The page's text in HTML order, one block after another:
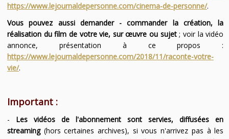
https://www.lejournaldepersonne.com/cinema-de-personne/.
Vous pouvez aussi demander - commander la création, la
réalisation du film de votre vie, sur œuvre ou sujet; voir la vidéo
annonce, présentation à ce propos :
https://www.lejournaldepersonne.com/2018/11/raconte-votre-
vie/.
Important :
- Les vidéos de l'abonnement sont servies, diffusées en
streaming(hors certaines archives), si vous n'arrivez pas à les